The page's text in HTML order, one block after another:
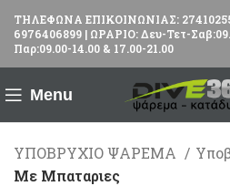
ΤΗΛΕΦΩΝΑ ΕΠΙΚΟΙΝΩΝΙΑΣ:
6976406899 | ΩΡΑΡΙΟ: Δευ-Τετ-
Παρ:09.00-14.00 & 17.00-21.00
Menu
ΥΠΟΒΡΥΧΙΟ ΨΑΡΕΜΑ
Με Μπαταριες